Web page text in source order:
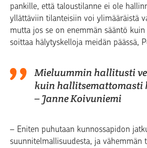
pankille, että taloustilanne ei ole
yllättäviin tilanteisiin voi ylimääräistä
mutta jos se on enemmän sääntö kuin
soittaa hälytyskelloja meidän päässä,
Mieluummin hallitusti
kuin hallitsemattomasti
– Janne Koivuniemi
– Eniten puhutaan kunnossapidon
suunnitelmallisuudesta, ja vähemmän